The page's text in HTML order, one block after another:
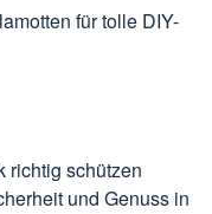
für tolle DIY-
richtig schützen
und Genuss in